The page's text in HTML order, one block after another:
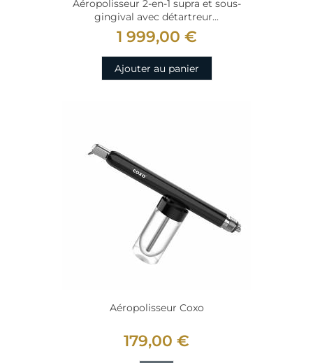
Aéropolisseur 2-en-1 supra et sous-
gingival avec détartreur...
1 999,00 €
Ajouter au panier
Aéropolisseur Coxo
179,00 €